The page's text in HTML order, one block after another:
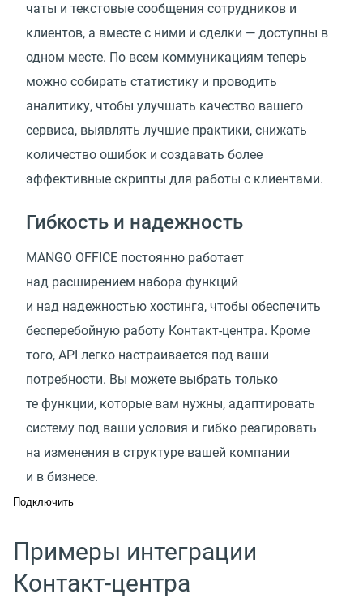
чаты и текстовые сообщения сотрудников и
клиентов, а вместе с ними и сделки — доступны в
одном месте. По всем коммуникациям теперь
можно собирать статистику и проводить
аналитику, чтобы улучшать качество вашего
сервиса, выявлять лучшие практики, снижать
количество ошибок и создавать более
эффективные скрипты для работы с клиентами.
Гибкость и надежность
MANGO OFFICE постоянно работает
над расширением набора функций
и над надежностью хостинга, чтобы обеспечить
бесперебойную работу Контакт-центра. Кроме
того, API легко настраивается под ваши
потребности. Вы можете выбрать только
те функции, которые вам нужны, адаптировать
систему под ваши условия и гибко реагировать
на изменения в структуре вашей компании
и в бизнесе.
Подключить
Примеры интеграции
Контакт-центра